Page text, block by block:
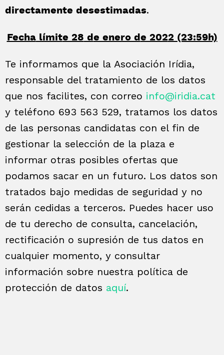
directamente desestimadas.
Fechalímite 28de enero de 2022 (23:59h)
Te informamos que la Asociación Irídia,
responsable del tratamiento de los datos
que nos facilites, con correo info@iridia.cat
y teléfono 693 563 529, tratamos los datos
de las personas candidatas con el fin de
gestionar la selección de la plaza e
informar otras posibles ofertas que
podamos sacar en un futuro. Los datos son
tratados bajo medidas de seguridad y no
serán cedidas a terceros. Puedes hacer uso
de tu derecho de consulta, cancelación,
rectificación o supresión de tus datos en
cualquier momento, y consultar
información sobre nuestra política de
protección de datos aquí.